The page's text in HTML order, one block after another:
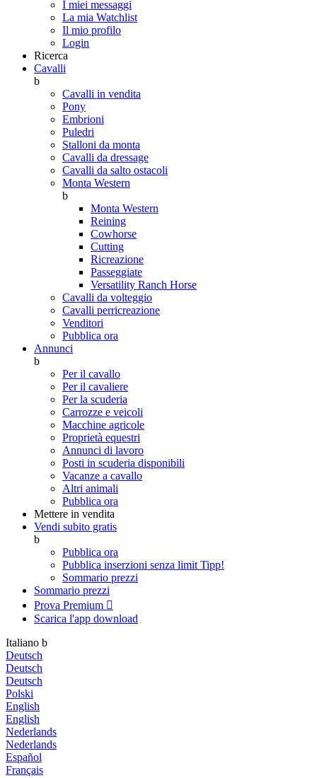
I miei messaggi
La mia Watchlist
Il mio profilo
Login
Ricerca
Cavalli
b
Cavalli in vendita
Pony
Embrioni
Puledri
Stalloni da monta
Cavalli da dressage
Cavalli da salto ostacoli
Monta Western
b
Monta Western
Reining
Cowhorse
Cutting
Ricreazione
Passeggiate
Versatility Ranch Horse
Cavalli da volteggio
Cavalli perricreazione
Venditori
Pubblica ora
Annunci
b
Per il cavallo
Per il cavaliere
Per la scuderia
Carrozze e veicoli
Macchine agricole
Proprietà equestri
Annunci di lavoro
Posti in scuderia disponibili
Vacanze a cavallo
Altri animali
Pubblica ora
Mettere in vendita
Vendi subito gratis
b
Pubblica ora
Pubblica inserzioni senza limit Tipp!
Sommario prezzi
Sommario prezzi
Prova Premium 
Scarica l'app download
Italiano b
Deutsch
Deutsch
Deutsch
Polski
English
English
Nederlands
Nederlands
Español
Français